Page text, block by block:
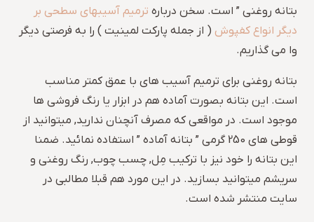
بتانه روغنی ” است. سخن درباره ترمیم آسیبهای سطحی بر
دیگر انواع کفپوش ( از جمله پارکت لمینیت ) را به فرصتی دیگر
وا می گذاریم.
بتانه روغنی برای ترمیم آسیب های با عمق کمتر مناسب
است. این بتانه بصورت آماده هم در ابزار یا رنگ فروشی ها
موجود است. در مواقعی که مصرف آنچنان ندارید, میتوانید از
قوطی های 250 گرمی ” بتانه آماده ” استفاده نمائید. ضمنا
این بتانه را خود نیز با ترکیب مِل, چسب چوب, رنگ روغنی و
سریشم میتوانید بسازید. در این مورد هم قبلا مطالبی در
سایت منتشر شده است.